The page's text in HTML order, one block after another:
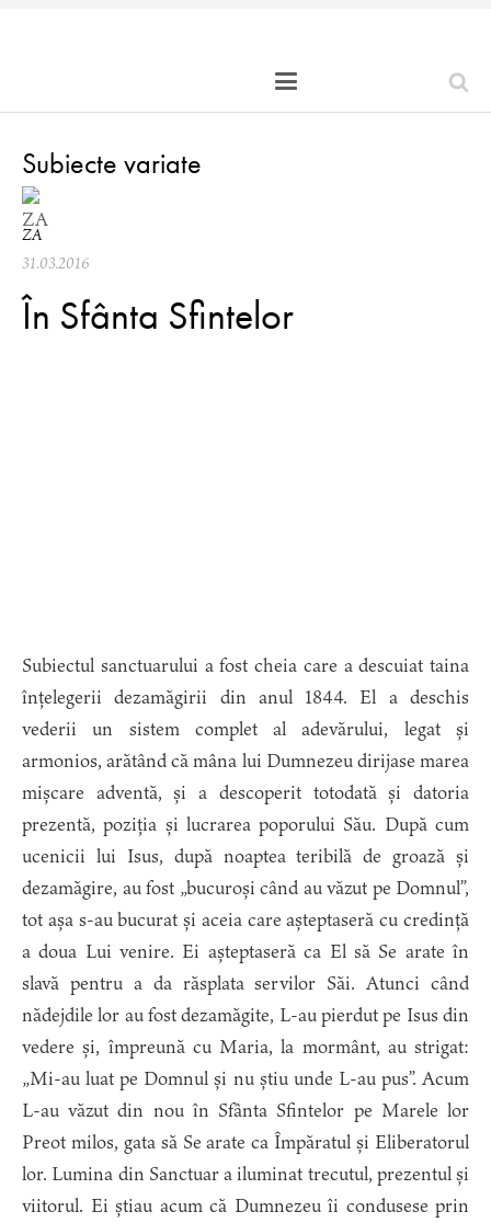
Subiecte variate
ZA
31.03.2016
În Sfânta Sfintelor
Subiectul sanctuarului a fost cheia care a descuiat taina
înțelegerii dezamăgirii din anul 1844. El a deschis
vederii un sistem complet al adevărului, legat și
armonios, arătând că mâna lui Dumnezeu dirijase marea
mișcare adventă, și a descoperit totodată și datoria
prezentă, poziția și lucrarea poporului Său. După cum
ucenicii lui Isus, după noaptea teribilă de groază și
dezamăgire, au fost „bucuroși când au văzut pe Domnul”,
tot așa s-au bucurat și aceia care așteptaseră cu credință
a doua Lui venire. Ei așteptaseră ca El să Se arate în
slavă pentru a da răsplata servilor Săi. Atunci când
nădejdile lor au fost dezamăgite, L-au pierdut pe Isus din
vedere și, împreună cu Maria, la mormânt, au strigat:
„Mi-au luat pe Domnul și nu știu unde L-au pus”. Acum
L-au văzut din nou în Sfânta Sfintelor pe Marele lor
Preot milos, gata să Se arate ca Împăratul și Eliberatorul
lor. Lumina din Sanctuar a iluminat trecutul, prezentul și
viitorul. Ei știau acum că Dumnezeu îi condusese prin